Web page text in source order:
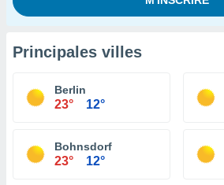
Principales villes
Berlin
23° 12°
Bohnsdorf
23° 12°